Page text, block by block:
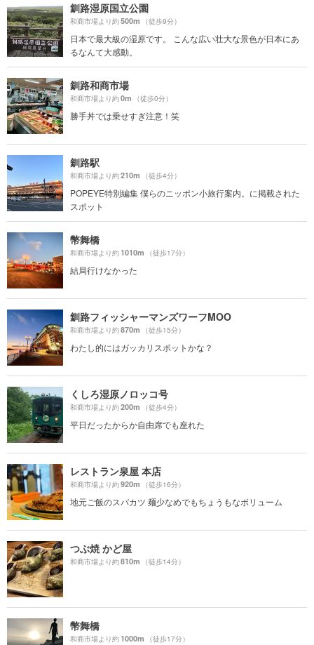
釧路湿原国立公園
和商市場より約500m （徒歩9分）
日本で最大級の湿原です。 こんな広い壮大な景色が日本にあ
るなんて大感動。
釧路和商市場
和商市場より約0m （徒歩0分）
勝手丼では乗せすぎ注意！笑
釧路駅
和商市場より約210m （徒歩4分）
POPEYE特別編集 僕らのニッポン小旅行案内。に掲載された
スポット
幣舞橋
和商市場より約1010m （徒歩17分）
結局行けなかった
釧路フィッシャーマンズワーフMOO
和商市場より約870m （徒歩15分）
わたし的にはガッカリスポットかな？
くしろ湿原ノロッコ号
和商市場より約200m （徒歩4分）
平日だったからか自由席でも座れた
レストラン泉屋 本店
和商市場より約920m （徒歩16分）
地元ご飯のスパカツ 麺少なめでもちょうもなボリューム
つぶ焼 かど屋
和商市場より約810m （徒歩14分）
幣舞橋
和商市場より約1000m （徒歩17分）